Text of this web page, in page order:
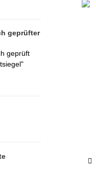
geprüft